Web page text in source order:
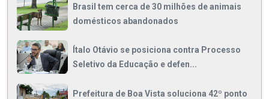
Brasil tem cerca de 30 milhões de animais
domésticos abandonados
Ítalo Otávio se posiciona contra Processo
Seletivo da Educação e defen...
Prefeitura de Boa Vista soluciona 42º ponto